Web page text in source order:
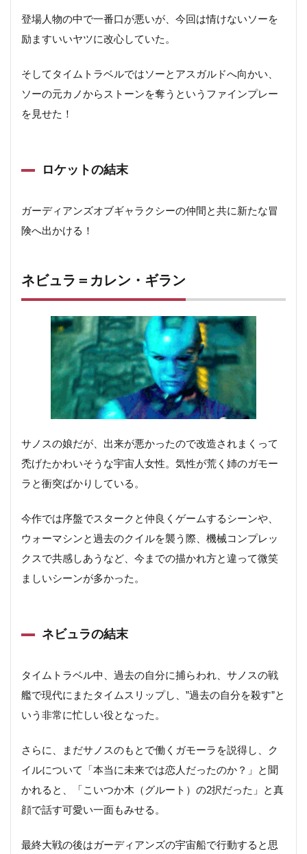
登場人物の中で一番口が悪いが、今回は情けないソーを
励ますいいヤツに改心していた。
そしてタイムトラベルではソーとアスガルドへ向かい、
ソーの元カノからストーンを奪うというファインプレー
を見せた！
ロケットの結末
ガーディアンズオブギャラクシーの仲間と共に新たな冒
険へ出かける！
ネビュラ＝カレン・ギラン
サノスの娘だが、出来が悪かったので改造されまくって
禿げたかわいそうな宇宙人女性。気性が荒く姉のガモー
ラと衝突ばかりしている。
今作では序盤でスタークと仲良くゲームするシーンや、
ウォーマシンと過去のクイルを襲う際、機械コンプレッ
クスで共感しあうなど、今までの描かれ方と違って微笑
ましいシーンが多かった。
ネビュラの結末
タイムトラベル中、過去の自分に捕らわれ、サノスの戦
艦で現代にまたタイムスリップし、”過去の自分を殺す”と
いう非常に忙しい役となった。
さらに、まだサノスのもとで働くガモーラを説得し、ク
イルについて「本当に未来では恋人だったのか？」と聞
かれると、「こいつか木（グルート）の2択だった」と真
顔で話す可愛い一面もみせる。
最終大戦の後はガーディアンズの宇宙船で行動すると思